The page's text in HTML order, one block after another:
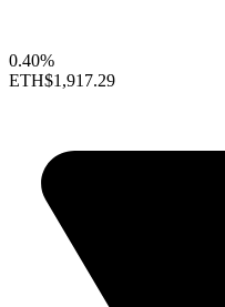
0.40%
ETH$1,917.29